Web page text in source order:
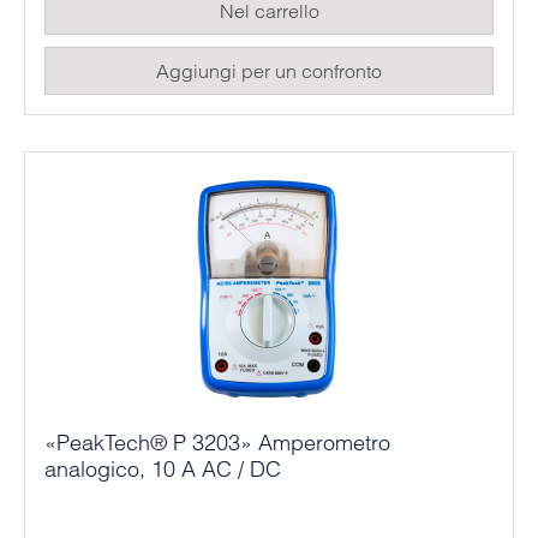
il robusto alloggiamento in plastica è protetto da un
fondino in gomma rimovibile contro i danni da
Nel carrello
Aggiungi per un confronto
«PeakTech® P 3203» Amperometro
analogico, 10 A AC / DC